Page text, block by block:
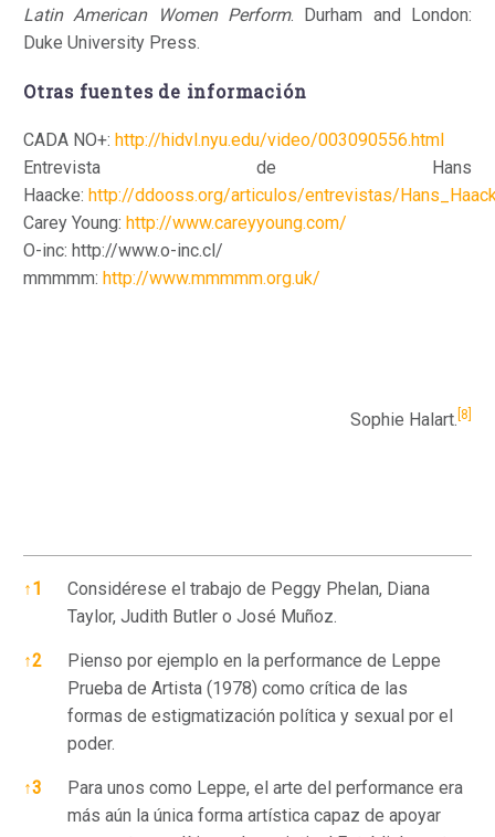
Latin American Women Perform. Durham and London:
Duke University Press.
Otras fuentes de información
CADA NO+: http://hidvl.nyu.edu/video/003090556.html
Entrevista de Hans
Haacke: http://ddooss.org/articulos/entrevistas/
Carey Young: http://www.careyyoung.com/
O-inc: http://www.o-inc.cl/
mmmmm: http://www.mmmmm.org.uk/
Sophie Halart. [8]
References
↑1
Considérese el trabajo de Peggy Phelan, Diana
Taylor, Judith Butler o José Muñoz.
↑2
Pienso por ejemplo en la performance de Leppe
Prueba de Artista (1978) como crítica de las
formas de estigmatización política y sexual por el
poder.
↑3
Para unos como Leppe, el arte del performance era
más aún la única forma artística capaz de apoyar